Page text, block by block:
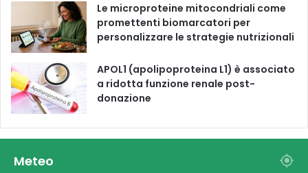
Le microproteine ​​mitocondriali come
promettenti biomarcatori per
personalizzare le strategie nutrizionali
APOL1 (apolipoproteina L1) è associato
a ridotta funzione renale post-
donazione
Meteo